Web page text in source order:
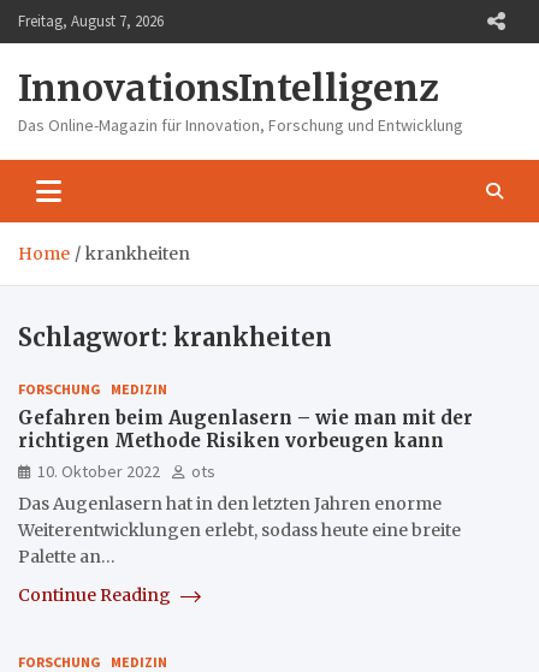
Skip
to
Freitag, August 7, 2026
InnovationsIntelligenz
Das Online-Magazin für Innovation, Forschung und Entwicklung
Home krankheiten
Schlagwort: krankheiten
FORSCHUNG MEDIZIN
Gefahren beim Augenlasern – wie man mit der
richtigen Methode Risiken vorbeugen kann
10. Oktober 2022
ots
Das Augenlasern hat in den letzten Jahren enorme
Weiterentwicklungen erlebt, sodass heute eine breite
Palette an…
Continue Reading
FORSCHUNG MEDIZIN